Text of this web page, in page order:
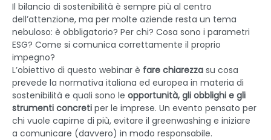
Il bilancio di sostenibilità è sempre più al centro
dell’attenzione, ma per molte aziende resta un tema
nebuloso: è obbligatorio? Per chi? Cosa sono i parametri
ESG? Come si comunica correttamente il proprio
impegno?
L’obiettivo di questo webinar è fare chiarezza su cosa
prevede la normativa italiana ed europea in materia di
sostenibilità e quali sono le opportunità, gli obblighi e gli
strumenti concreti per le imprese. Un evento pensato per
chi vuole capirne di più, evitare il greenwashing e iniziare
a comunicare (davvero) in modo responsabile.